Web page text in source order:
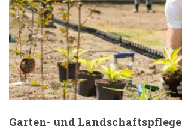
Garten- und Landschaftspflege